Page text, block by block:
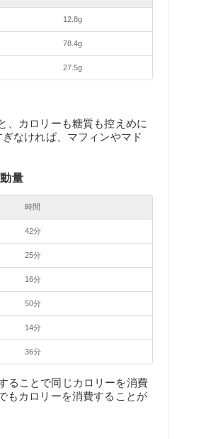
12.8g
78.4g
27.5g
、カロリーも糖質も控えめに
なければ、マフィンやマド
量
時間
42分
25分
16分
50分
14分
36分
ることで同じカロリーを消費
もカロリーを消費することが